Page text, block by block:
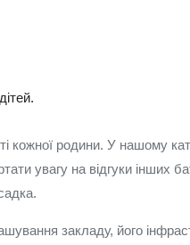
кожної родини. У нашому
увагу на відгуки інших
закладу, його